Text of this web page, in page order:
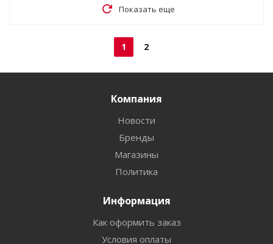
Показать еще
1 2
Компания
Новости
Бренды
Магазины
Политика
Информация
Как оформить заказ
Условия оплаты